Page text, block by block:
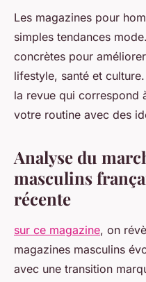
Magazine
les clés d'un
Maxence •26 octobre 2025
Les magazines pour
simples tendances
concrètes pour
lifestyle, santé et
la revue qui correspond
votre routine avec des
Analyse du
masculins
récente
sur ce magazine, on
magazines masculins
avec une transition